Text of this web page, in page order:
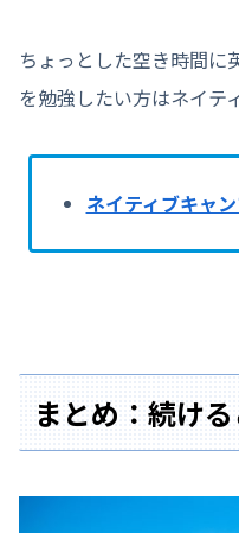
ちょっとした空き時間に
を勉強したい方はネイテ
ネイティブキャ
まとめ：続け